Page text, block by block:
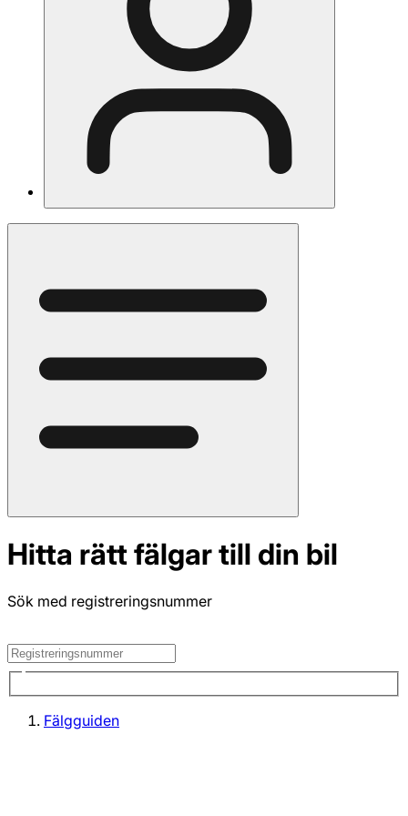
Hitta rätt fälgar till din bil
Sök med registreringsnummer
Fälgguiden